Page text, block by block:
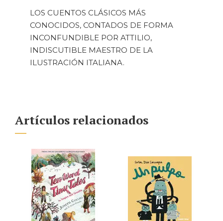
LOS CUENTOS CLÁSICOS MÁS
CONOCIDOS, CONTADOS DE FORMA
INCONFUNDIBLE POR ATTILIO,
INDISCUTIBLE MAESTRO DE LA
ILUSTRACIÓN ITALIANA.
Artículos relacionados